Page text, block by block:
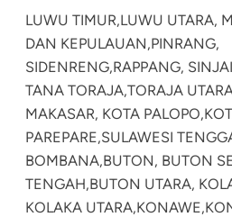
LUWU TIMUR,LUWU UTARA,
DAN KEPULAUAN,PINRANG,
SIDENRENG,RAPPANG,
TANA TORAJA,TORAJA
MAKASAR, KOTA PALOPO,
PAREPARE,SULAWESI
BOMBANA,BUTON, BUTON
TENGAH,BUTON UTARA,
KOLAKA UTARA,KONAWE,